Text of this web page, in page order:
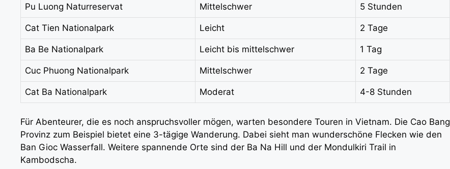
Pu Luong Naturreservat Mittelschwer 5 Stunden
Cat Tien Nationalpark Leicht 2 Tage
Ba Be Nationalpark Leicht bis mittelschwer 1 Tag
Cuc Phuong Nationalpark Mittelschwer 2 Tage
Cat Ba Nationalpark Moderat 4-8 Stunden
Für Abenteurer, die es noch anspruchsvoller mögen, warten besondere Touren in Vietnam. Die Cao Bang
Provinz zum Beispiel bietet eine 3-tägige Wanderung. Dabei sieht man wunderschöne Flecken wie den
Ban Gioc Wasserfall. Weitere spannende Orte sind der Ba Na Hill und der Mondulkiri Trail in
Kambodscha.